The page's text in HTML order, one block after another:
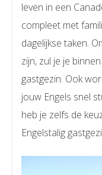
leven in een
compleet met
dagelijkse taken.
zijn, zul je je
gastgezin. Ook
jouw Engels snel
heb je zelfs de
Engelstalig